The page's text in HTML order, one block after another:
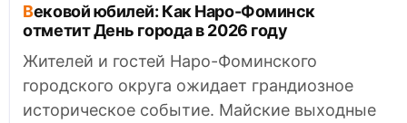
Вековой юбилей: Как Наро-Фоминск
отметит День города в 2026 году
Жителей и гостей Наро-Фоминского
городского округа ожидает грандиозное
историческое событие. Майские выходные